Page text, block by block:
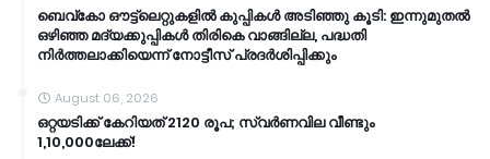
ബെവ്‌കോ ഔട്ട്‌ലെറ്റുകളില്‍ കുപ്പികള്‍ അടിഞ്ഞു കൂടി: ഇന്നുമുതല്‍
ഒഴിഞ്ഞ മദ്യക്കുപ്പികള്‍ തിരികെ വാങ്ങില്ല, പദ്ധതി
നിര്‍ത്തലാക്കിയെന്ന് നോട്ടീസ് പ്രദര്‍ശിപ്പിക്കും
August 06, 2026
ഒറ്റയടിക്ക് കേറിയത് 2120 രൂപ; സ്വര്‍ണവില വീണ്ടും
1,10,000ലേക്ക്!